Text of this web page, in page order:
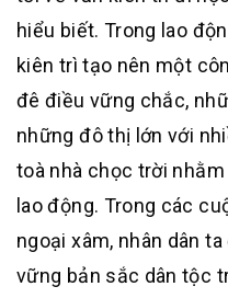
hiểu biết. Trong lao
kiên trì tạo nên một
đê điều vững chắc,
những đô thị lớn với
toà nhà chọc trời
lao động. Trong các
ngoại xâm, nhân dân
vững bản sắc dân tộc